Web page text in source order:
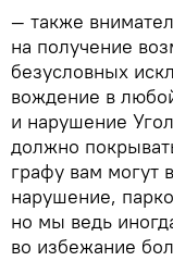
— также
на получение
безусловных
вождение в
и нарушение
должно
графу вам могут
нарушение,
но мы ведь
во избежание